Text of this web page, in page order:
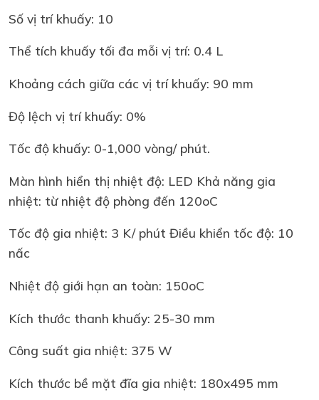
Số vị trí khuấy: 10
Thể tích khuấy tối đa mỗi vị trí: 0.4 L
Khoảng cách giữa các vị trí khuấy: 90 mm
Độ lệch vị trí khuấy: 0%
Tốc độ khuấy: 0-1,000 vòng/ phút.
Màn hình hiển thị nhiệt độ: LED Khả năng gia
nhiệt: từ nhiệt độ phòng đến 120oC
Tốc độ gia nhiệt: 3 K/ phút Điều khiển tốc độ: 10
nấc
Nhiệt độ giới hạn an toàn: 150oC
Kích thước thanh khuấy: 25-30 mm
Công suất gia nhiệt: 375 W
Kích thước bề mặt đĩa gia nhiệt: 180x495 mm